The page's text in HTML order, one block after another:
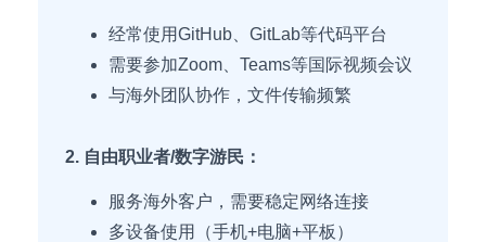
经常使用GitHub、GitLab等代码平台
需要参加Zoom、Teams等国际视频会议
与海外团队协作，文件传输频繁
2. 自由职业者/数字游民：
服务海外客户，需要稳定网络连接
多设备使用（手机+电脑+平板）